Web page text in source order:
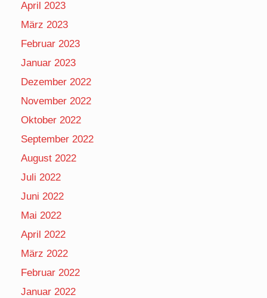
April 2023
März 2023
Februar 2023
Januar 2023
Dezember 2022
November 2022
Oktober 2022
September 2022
August 2022
Juli 2022
Juni 2022
Mai 2022
April 2022
März 2022
Februar 2022
Januar 2022